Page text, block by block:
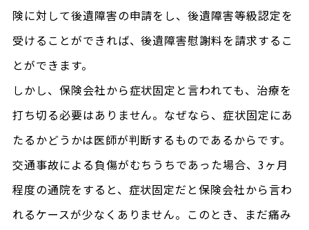
険に対して後遺障害の申請をし、後遺障害等級認定を
受けることができれば、後遺障害慰謝料を請求するこ
とができます。
しかし、保険会社から症状固定と言われても、治療を
打ち切る必要はありません。なぜなら、症状固定にあ
たるかどうかは医師が判断するものであるからです。
交通事故による負傷がむちうちであった場合、3ヶ月
程度の通院をすると、症状固定だと保険会社から言わ
れるケースが少なくありません。このとき、まだ痛み